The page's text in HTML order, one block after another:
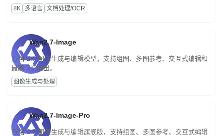
为便于存储、检索和二次处理的结构化结果。
8K 多语言 文档处理/OCR
Wan2.7-Image
万相 2.7 图像生成与编辑模型，支持组图、多图参考、交互式编辑和
最高 2K 输出。
图像生成与处理
Wan2.7-Image-Pro
万相 2.7 图像生成与编辑旗舰版，支持组图、多图参考、交互式编辑